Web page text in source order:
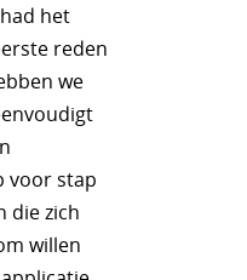
het
reden
we
voor stap
die zich
willen